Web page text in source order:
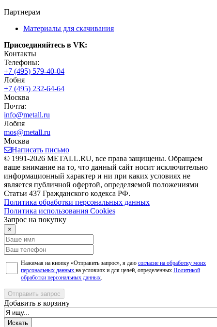
Партнерам
Материалы для скачивания
Присоединяйтесь в VK:
Контакты
Телефоны:
+7 (495) 579-40-04
Лобня
+7 (495) 232-64-64
Москва
Почта:
info@metall.ru
Лобня
mos@metall.ru
Москва
Написать письмо
© 1991-2026 METALL.RU, все права защищены. Обращаем
ваше внимание на то, что данный сайт носит исключительно
информационный характер и ни при каких условиях не
является публичной офертой, определяемой положениями
Статьи 437 Гражданского кодекса РФ.
Политика обработки персональных данных
Политика использования Сookies
Запрос на покупку
×
Нажимая на кнопку «Отправить запрос», я даю согласие на обработку моих
персональных данных на условиях и для целей, определенных Политикой
обработки персональных данных
Отправить запрос
Добавить в корзину